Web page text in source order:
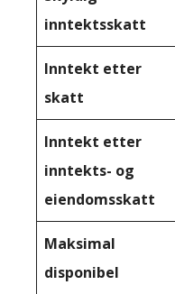
inntektsskatt
Inntekt etter
skatt
Inntekt etter
inntekts- og
eiendomsskatt
Maksimal
disponibel